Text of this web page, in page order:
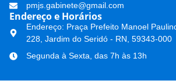
pmjs.gabinete@gmail.com
Endereço e Horários
Endereço: Praça Prefeito Manoel
228, Jardim do Seridó - RN, 59343-000
Segunda à Sexta, das 7h às 13h